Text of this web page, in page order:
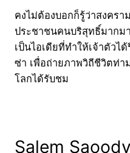
คงไม่ต้องบอกก็รู้ว่าสงคร
ประชาชนคนบริสุทธิ์มาก
เป็นไอเดียที่ทำให้เจ้าตัวไ
ซ่า เพื่อถ่ายภาพวิถีชีวิตท่า
โลกได้รับชม
Salem